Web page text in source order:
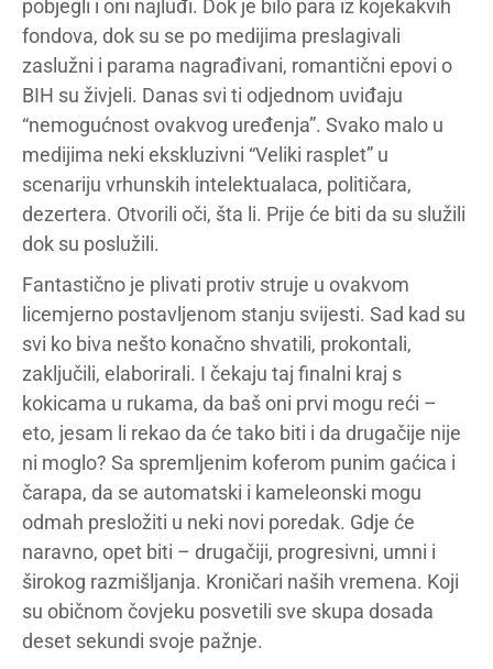
pobjegli i oni najluđi. Dok je bilo para iz kojekakvih
fondova, dok su se po medijima preslagivali
zaslužni i parama nagrađivani, romantični epovi o
BIH su živjeli. Danas svi ti odjednom uviđaju
“nemogućnost ovakvog uređenja”. Svako malo u
medijima neki ekskluzivni “Veliki rasplet” u
scenariju vrhunskih intelektualaca, političara,
dezertera. Otvorili oči, šta li. Prije će biti da su služili
dok su poslužili.
Fantastično je plivati protiv struje u ovakvom
licemjerno postavljenom stanju svijesti. Sad kad su
svi ko biva nešto konačno shvatili, prokontali,
zaključili, elaborirali. I čekaju taj finalni kraj s
kokicama u rukama, da baš oni prvi mogu reći –
eto, jesam li rekao da će tako biti i da drugačije nije
ni moglo? Sa spremljenim koferom punim gaćica i
čarapa, da se automatski i kameleonski mogu
odmah presložiti u neki novi poredak. Gdje će
naravno, opet biti – drugačiji, progresivni, umni i
širokog razmišljanja. Kroničari naših vremena. Koji
su običnom čovjeku posvetili sve skupa dosada
deset sekundi svoje pažnje.